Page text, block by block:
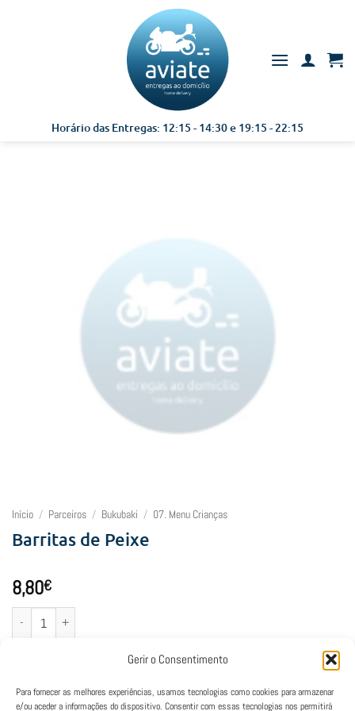
Gerir o Consentimento
Para fornecer as melhores experiências, usamos tecnologias como cookies para armazenar
e/ou aceder a informações do dispositivo. Consentir com essas tecnologias nos permitirá
Horário das Entregas: 12:15 - 14:30 e 19:15 - 22:15
Início / Parceiros / Bukubaki / 07. Menu Crianças
Barritas de Peixe
8,80€
Quantidade de Barritas de Peixe
Adicionar